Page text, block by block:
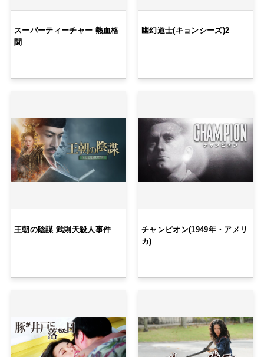
スーパーティーチャー 熱血格
闘
幽幻道士(キョンシーズ)2
王朝の陰謀 武則天殺人事件
チャンピオン(1949年・アメリ
カ)